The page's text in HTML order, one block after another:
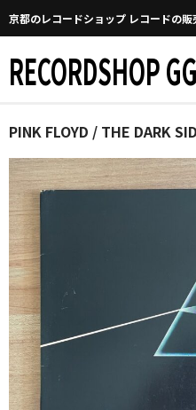
京都のレコードショップ レコードの販
RECORDSHOP GG
Home
マイページ
GGについて
買取について
取り置きなどについて
Categories
New Arrivals
新譜
PINK FLOYD / THE DARK